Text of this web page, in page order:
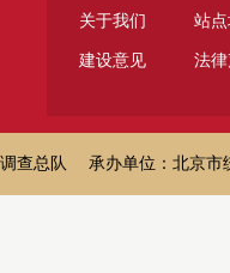
关于我们 站
建设意见 法
查总队 承办单位：北京市